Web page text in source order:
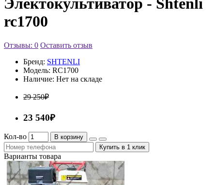
Электокультиватор - Shtenli
rc1700
Отзывы: 0 Оставить отзыв
Бренд: SHTENLI
Модель: RC1700
Наличие: Нет на складе
29 250₽
23 540₽
Кол-во
В корзину
Купить в 1 клик
Варианты товара